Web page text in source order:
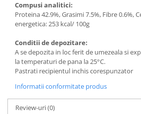
Compusi analitici:
Proteina 42.9%, Grasimi 7.5%, Fibre 0.6%,
energetica: 253 kcal/ 100g
Conditii de depozitare:
A se depozita in loc ferit de umezeala si
la temperaturi de pana la 25°C.
Pastrati recipientul inchis corespunzator
Informatii conformitate produs
Review-uri(0)